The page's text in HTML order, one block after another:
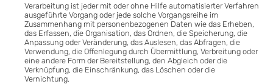
Verarbeitung ist jeder mit oder ohne Hilfe automatisierter Verfahren
ausgeführte Vorgang oder jede solche Vorgangsreihe im
Zusammenhang mit personenbezogenen Daten wie das Erheben,
das Erfassen, die Organisation, das Ordnen, die Speicherung, die
Anpassung oder Veränderung, das Auslesen, das Abfragen, die
Verwendung, die Offenlegung durch Übermittlung, Verbreitung oder
eine andere Form der Bereitstellung, den Abgleich oder die
Verknüpfung, die Einschränkung, das Löschen oder die
Vernichtung.